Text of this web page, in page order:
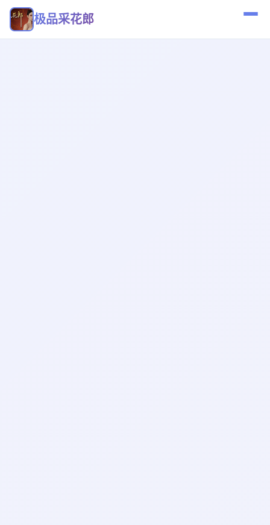
极品采花郎